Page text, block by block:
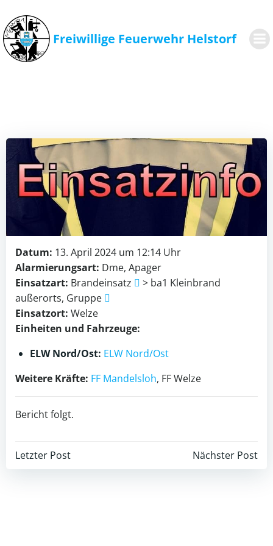
springen
Freiwillige Feuerwehr Helstorf
Datum: 13. April 2024 um 12:14 Uhr
Alarmierungsart: Dme, Apager
Einsatzart: Brandeinsatz
> ba1 Kleinbrand
außerorts, Gruppe
Einsatzort: Welze
Einheiten und Fahrzeuge:
ELW Nord/Ost: ELW Nord/Ost
Weitere Kräfte: FF Mandelsloh, FF Welze
Bericht folgt.
Beitragsnavigation
Letzter Post Nächster Post